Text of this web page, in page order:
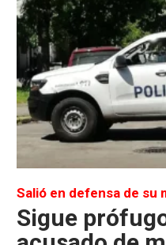
Salió en defensa de su
Sigue